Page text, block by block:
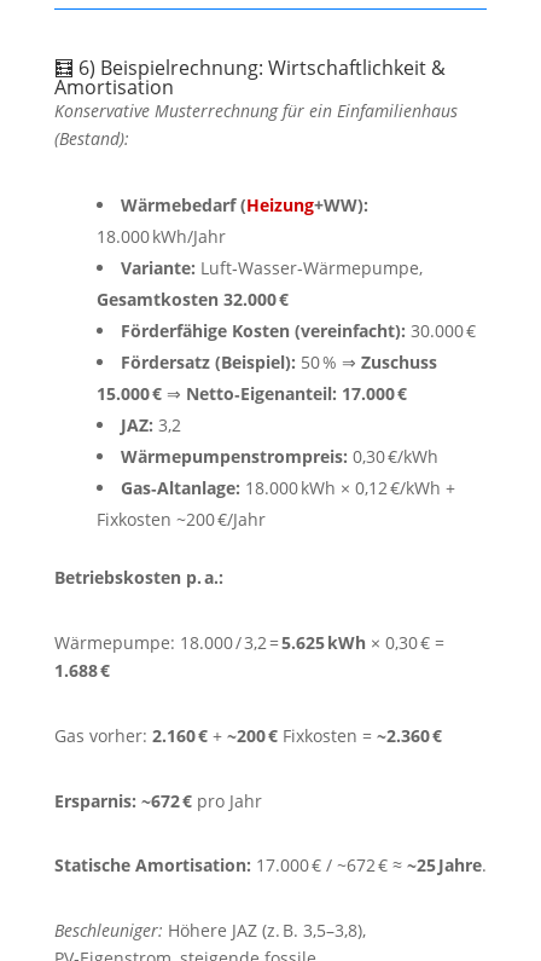
🧮 6) Beispielrechnung: Wirtschaftlichkeit &
Amortisation
Konservative Musterrechnung für ein Einfamilienhaus
(Bestand):
Wärmebedarf (Heizung+WW):
18.000 kWh/Jahr
Variante: Luft‑Wasser‑Wärmepumpe,
Gesamtkosten 32.000 €
Förderfähige Kosten (vereinfacht): 30.000 €
Fördersatz (Beispiel): 50 % ⇒ Zuschuss
15.000 €⇒ Netto‑Eigenanteil: 17.000 €
JAZ: 3,2
Wärmepumpenstrompreis: 0,30 €/kWh
Gas‑Altanlage: 18.000 kWh × 0,12 €/kWh +
Fixkosten ~200 €/Jahr
Betriebskosten p. a.:
Wärmepumpe: 18.000 / 3,2 =5.625 kWh× 0,30 € =
1.688 €
Gas vorher: 2.160 €+ ~200 €Fixkosten = ~2.360 €
Ersparnis: ~672 €pro Jahr
Statische Amortisation: 17.000 € / ~672 € ≈ ~25 Jahre.
Beschleuniger: Höhere JAZ (z. B. 3,5–3,8),